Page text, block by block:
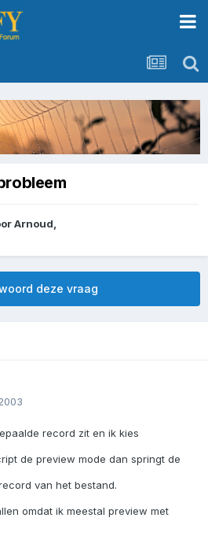
Arnoud
deze vraag
record zit en ik kies
de preview mode dan springt de
van het bestand.
omdat ik meestal preview met